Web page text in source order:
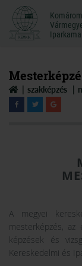
szakképzés
A megyei
mesterképzés, az
képzések és
Kereskedelmi és